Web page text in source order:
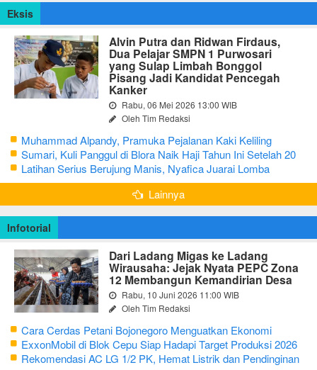
Eksis
Alvin Putra dan Ridwan Firdaus,
Dua Pelajar SMPN 1 Purwosari
yang Sulap Limbah Bonggol
Pisang Jadi Kandidat Pencegah
Kanker
Rabu, 06 Mei 2026 13:00 WIB
Oleh Tim Redaksi
Muhammad Alpandy, Pramuka Pejalanan Kaki Keliling
Nusantara dengan Misi Literasi Budaya
Sumari, Kuli Panggul di Blora Naik Haji Tahun Ini Setelah 20
Tahun Sisihkan Uang Receh
Latihan Serius Berujung Manis, Nyafica Juarai Lomba
Bertutur tentang Nilai Hidup Orang Samin
Lainnya
Infotorial
Dari Ladang Migas ke Ladang
Wirausaha: Jejak Nyata PEPC Zona
12 Membangun Kemandirian Desa
Rabu, 10 Juni 2026 11:00 WIB
Oleh Tim Redaksi
Cara Cerdas Petani Bojonegoro Menguatkan Ekonomi
Keluarga
ExxonMobil di Blok Cepu Siap Hadapi Target Produksi 2026
Rekomendasi AC LG 1/2 PK, Hemat Listrik dan Pendinginan